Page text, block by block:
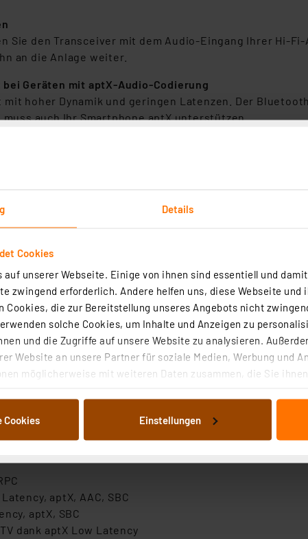
Details
Cookies
auf unserer Webseite. Einige von ihnen sind essentiell und
zwingend erforderlich. Andere helfen uns, diese Webseite und
Cookies, die zur Bereitstellung unseres Angebots nicht
solche Cookies, um Inhalte und Anzeigen zu
und die Zugriffe auf unsere Website zu analysieren.
Website an unsere Partner für soziale Medien, Werbung und
möglicherweise mit weiteren Daten zusammen, die Sie
nachfolgend dargestellten bzw. die von Ihnen ausgewählten
detaillierte Auflistung der einzelnen Cookies nach Zweck und
Ihre erteilte Zustimmung können Sie jederzeit unter dem
Die Rechtmäßigkeit der Speicherung, Abrufung und
bis zum Zeitpunkt des Widerrufs bleibt hiervon unberührt. Ihre
nicht längerfristig gespeichert werden und dieses
Cookies Einstellungen
den Transceiver mit dem Audio-Eingang Ihrer Hi-Fi-
an die Anlage weiter.
Geräten mit aptX-Audio-Codierung
hoher Dynamik und geringen Latenzen. Der
auch Ihr Smartphone aptX unterstützen.
speziell für zeitkritische Tonübertragungen entwickelt.
bei Gaming oder Musizieren. aptX Low
50 ms).
auf zwei Bluetooth-Geräte streamen, z. B. zu zwei
zwei Audio-Zuspielern möglich, z. B. mit zwei
mit nahezu verlustloser Kompression
statt mit 8 Bit abgetastet wird. Das Klangbild
Modus
Headset
mit Stereoanlage
Sampling Frequenz
kHz Sampling Frequenz
aptX, AAC, SBC
aptX, SBC
dank aptX Low Latency